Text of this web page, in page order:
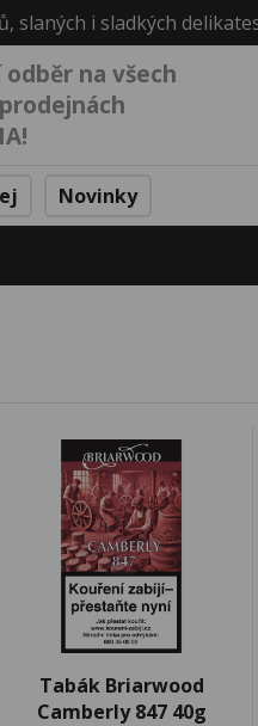
slaných i sladkých
odběr na všech
Novinky
Tabák Briarwood
Camberly 847 40g